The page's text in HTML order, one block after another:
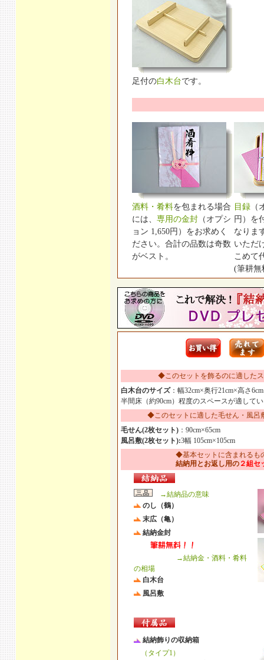
足付の白木台です。
酒料・肴料を包まれる場合
には、 専用の金封（オプシ
ョン 1,650円）をお求めく
ださい。合計の品数は奇数
がベスト。
目録（
円）を
なりま
いただ
こめて
(筆耕無
◆このセットを飾るのに適した
白木台のサイズ：幅32cm×奥行21cm×高さ6cm
半間床（約90cm）程度のスペースが適して
◆このセットに適した毛せん・風呂
毛せん(2枚セット) ：90cm×65cm
風呂敷(2枚セット):3幅 105cm×105cm
◆基本セットに含まれるも
結納用とお返し用の２組セ
→結納品の意味
のし（鶴）
末広（亀）
結納金封
→結納金・酒料・肴料
の相場
白木台
風呂敷
結納飾りの収納箱
（タイプ1）